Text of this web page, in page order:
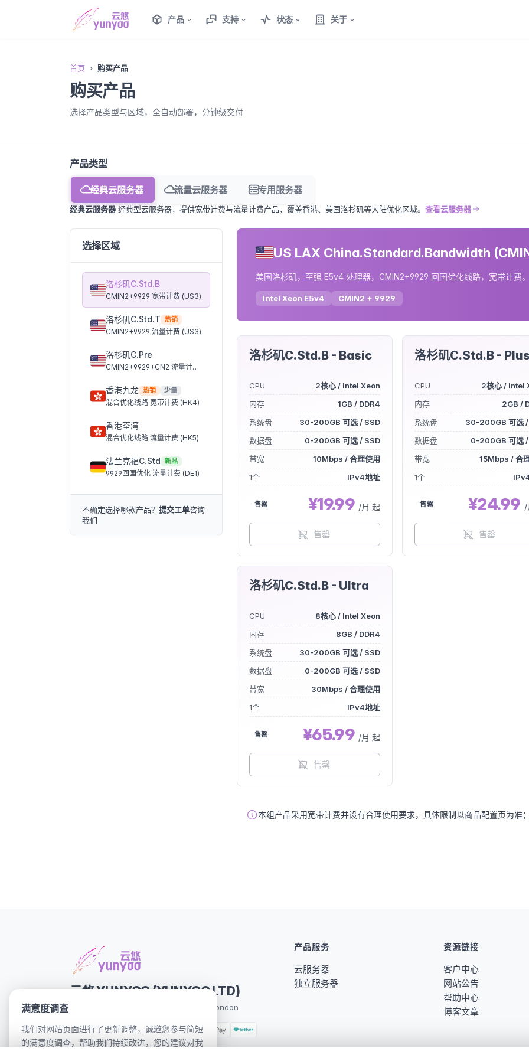
产品 支持 状态 关于
首页 购买产品
购买产品
选择产品类型与区域，全自动部署，分钟级交付
产品类型
经典云服务器 流量云服务器 专用服务器
经典云服务器经典型云服务器，提供宽带计费与流量计费产品，覆盖香港、美国洛杉矶等大陆优化区域。 查看云服务器
选择区域
洛杉矶C.Std.B
CMIN2+9929 宽带计费 (US3)
洛杉矶C.Std.T 热销
CMIN2+9929 流量计费 (US3)
洛杉矶C.Pre
CMIN2+9929+CN2 流量计费 (US5)
香港九龙 热销 少量
混合优化线路 宽带计费 (HK4)
香港荃湾
混合优化线路 流量计费 (HK5)
法兰克福C.Std 新品
9929回国优化 流量计费 (DE1)
不确定选择哪款产品？ 提交工单咨询
我们
US LAX China.Standard.Bandwidth
美国洛杉矶，至强 E5v4 处理器，CMIN2+9929 回国优化线路，宽带计费
Intel Xeon E5v4 CMIN2 + 9929
洛杉矶C.Std.B - Basic
CPU
2核心 / Intel Xeon
内存
1GB / DDR4
系统盘
30-200GB 可选 / SSD
数据盘
0-200GB 可选 / SSD
带宽
10Mbps / 合理使用
1个
IPv4地址
售罄 ¥19.99 /月 起
售罄
洛杉矶C.Std.B -
CPU
2核心 / Intel
内存
2GB /
系统盘
30-200GB 可选 /
数据盘
0-200GB 可选 /
带宽
15Mbps / 合
1个
售罄 ¥24.99 /
售罄
洛杉矶C.Std.B - Ultra
CPU
8核心 / Intel Xeon
内存
8GB / DDR4
系统盘
30-200GB 可选 / SSD
数据盘
0-200GB 可选 / SSD
带宽
30Mbps / 合理使用
1个
IPv4地址
售罄 ¥65.99 /月 起
售罄
本组产品采用宽带计费并设有合理使用要求，具体限制以商品配置页为准
云悠 YUNYOO (YUNYOO LTD)
71-75 Shelton Street, Covent Garden, London
产品服务
云服务器
独立服务器
资源链接
客户中心
网站公告
帮助中心
博客文章
满意度调查
我们对网站页面进行了更新调整，诚邀您参与简短
的满意度调查，帮助我们持续改进，您的建议对我